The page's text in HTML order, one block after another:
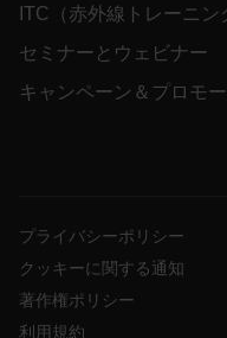
ITC（赤外線トレーニン
セミナーとウェビナー
キャンペーン＆プロモ
プライバシーポリシー
クッキーに関する通知
著作権ポリシー
利用規約
sf_territory
x-ms-cpim-